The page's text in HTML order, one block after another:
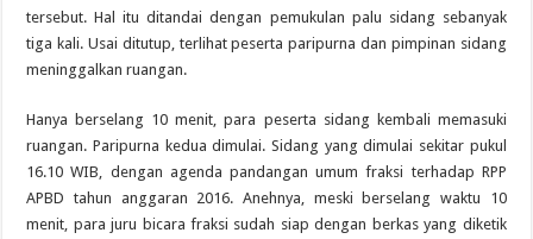
tersebut. Hal itu ditandai dengan pemukulan palu sidang sebanyak
tiga kali. Usai ditutup, terlihat peserta paripurna dan pimpinan sidang
meninggalkan ruangan.
Hanya berselang 10 menit, para peserta sidang kembali memasuki
ruangan. Paripurna kedua dimulai. Sidang yang dimulai sekitar pukul
16.10 WIB, dengan agenda pandangan umum fraksi terhadap RPP
APBD tahun anggaran 2016. Anehnya, meski berselang waktu 10
menit, para juru bicara fraksi sudah siap dengan berkas yang diketik